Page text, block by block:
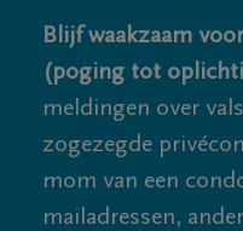
Blijf waakzaam
(poging tot
meldingen over
zogezegde
mom van een
mailadressen,